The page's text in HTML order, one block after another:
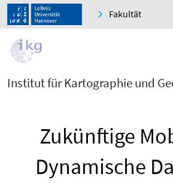
Fakultät
Institut für Kartographie und
Zukünftige
Dynamische